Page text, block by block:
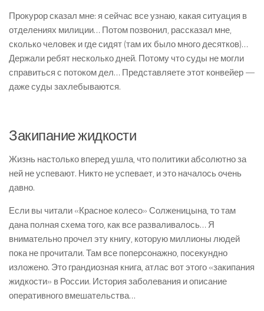
Прокурор сказал мне: я сейчас все узнаю, какая ситуация в
отделениях милиции… Потом позвонил, рассказал мне,
сколько человек и где сидят (там их было много десятков)…
Держали ребят несколько дней. Потому что суды не могли
справиться с потоком дел… Представляете этот конвейер —
даже суды захлебываются.
Закипание жидкости
Жизнь настолько вперед ушла, что политики абсолютно за
ней не успевают. Никто не успевает, и это началось очень
давно.
Если вы читали «Красное колесо» Солженицына, то там
дана полная схема того, как все разваливалось… Я
внимательно прочел эту книгу, которую миллионы людей
пока не прочитали. Там все поперсонажно, посекундно
изложено. Это грандиозная книга, атлас вот этого «закипания
жидкости» в России. История заболевания и описание
оперативного вмешательства…